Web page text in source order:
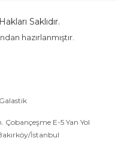
Saklıdır.
hazırlanmıştır.
Galastik
Çobançeşme E-5 Yan Yol
İstanbul